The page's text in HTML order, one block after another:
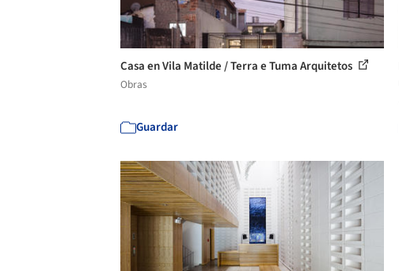
Casa en Vila Matilde / Terra e Tuma Arquitetos
Obras
Guardar